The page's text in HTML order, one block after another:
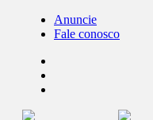
Anuncie
Fale conosco